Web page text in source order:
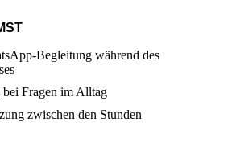
Begleitung während des
bei Fragen im Alltag
zwischen den Stunden